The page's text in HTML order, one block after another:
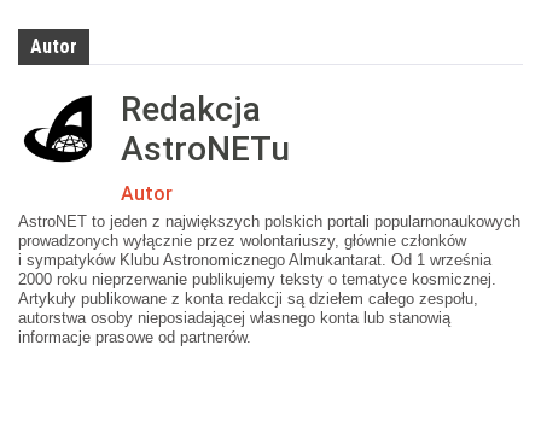
Autor
Redakcja
AstroNETu
Autor
AstroNET to jeden z największych polskich portali popularnonaukowych
prowadzonych wyłącznie przez wolontariuszy, głównie członków
i sympatyków Klubu Astronomicznego Almukantarat. Od 1 września
2000 roku nieprzerwanie publikujemy teksty o tematyce kosmicznej.
Artykuły publikowane z konta redakcji są dziełem całego zespołu,
autorstwa osoby nieposiadającej własnego konta lub stanowią
informacje prasowe od partnerów.